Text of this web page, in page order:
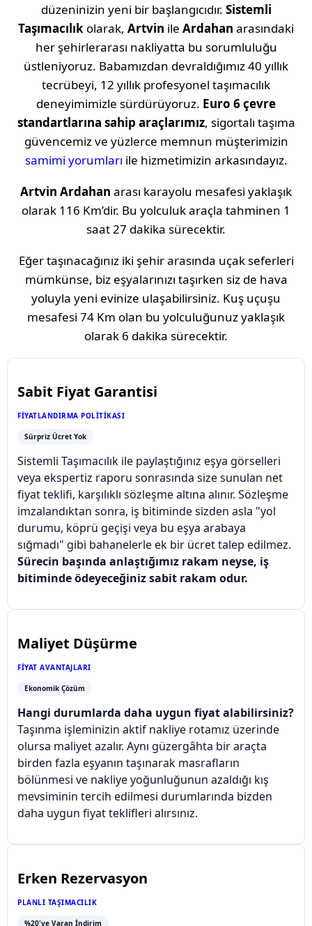
düzeninizin yeni bir başlangıcıdır. Sistemli
Taşımacılık olarak, Artvin ile Ardahan arasındaki
her şehirlerarası nakliyatta bu sorumluluğu
üstleniyoruz. Babamızdan devraldığımız 40 yıllık
tecrübeyi, 12 yıllık profesyonel taşımacılık
deneyimimizle sürdürüyoruz. Euro 6 çevre
standartlarına sahip araçlarımız, sigortalı taşıma
güvencemiz ve yüzlerce memnun müşterimizin
samimi yorumları ile hizmetimizin arkasındayız.
Artvin Ardahan arası karayolu mesafesi yaklaşık
olarak 116 Km’dir. Bu yolculuk araçla tahminen 1
saat 27 dakika sürecektir.
Eğer taşınacağınız iki şehir arasında uçak seferleri
mümkünse, biz eşyalarınızı taşırken siz de hava
yoluyla yeni evinize ulaşabilirsiniz. Kuş uçuşu
mesafesi 74 Km olan bu yolculuğunuz yaklaşık
olarak 6 dakika sürecektir.
Sabit Fiyat Garantisi
FIYATLANDIRMA POLITIKASI
Sürpriz Ücret Yok
Sistemli Taşımacılık ile paylaştığınız eşya görselleri
veya ekspertiz raporu sonrasında size sunulan net
fiyat teklifi, karşılıklı sözleşme altına alınır. Sözleşme
imzalandıktan sonra, iş bitiminde sizden asla "yol
durumu, köprü geçişi veya bu eşya arabaya
sığmadı" gibi bahanelerle ek bir ücret talep edilmez.
Sürecin başında anlaştığımız rakam neyse, iş
bitiminde ödeyeceğiniz sabit rakam odur.
Maliyet Düşürme
FIYAT AVANTAJLARI
Ekonomik Çözüm
Hangi durumlarda daha uygun fiyat alabilirsiniz?
Taşınma işleminizin aktif nakliye rotamız üzerinde
olursa maliyet azalır. Aynı güzergâhta bir araçta
birden fazla eşyanın taşınarak masrafların
bölünmesi ve nakliye yoğunluğunun azaldığı kış
mevsiminin tercih edilmesi durumlarında bizden
daha uygun fiyat teklifleri alırsınız.
Erken Rezervasyon
PLANLI TAŞIMACILIK
%20'ye Varan İndirim